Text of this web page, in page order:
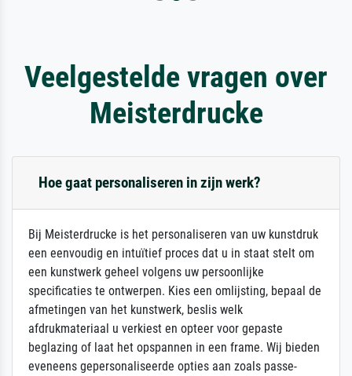
Veelgestelde vragen over
Meisterdrucke
Hoe gaat personaliseren in zijn werk?
Bij Meisterdrucke is het personaliseren van uw kunstdruk
een eenvoudig en intuïtief proces dat u in staat stelt om
een kunstwerk geheel volgens uw persoonlijke
specificaties te ontwerpen. Kies een omlijsting, bepaal de
afmetingen van het kunstwerk, beslis welk
afdrukmateriaal u verkiest en opteer voor gepaste
beglazing of laat het opspannen in een frame. Wij bieden
eveneens gepersonaliseerde opties aan zoals passe-